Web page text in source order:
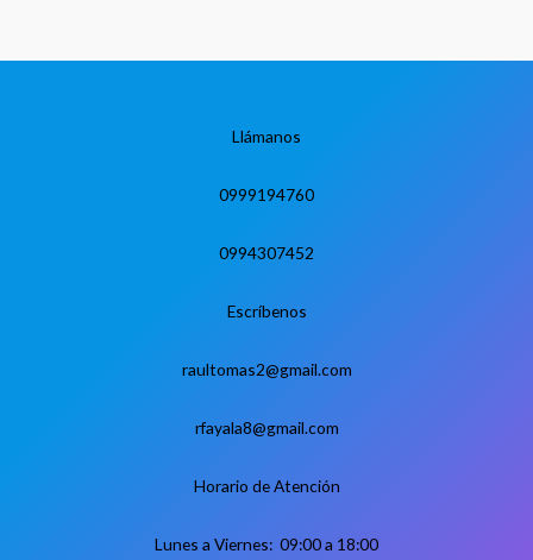
Llámanos
0999194760
0994307452
Escríbenos
raultomas2@gmail.com
rfayala8@gmail.com
Horario de Atención
Lunes a Viernes: 09:00 a 18:00